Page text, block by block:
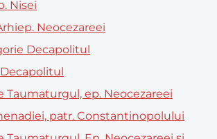
Nisei
Neocezareei
Decapolitul
Decapolitul
Taumaturgul, ep. Neocezareei
patr. Constantinopolului